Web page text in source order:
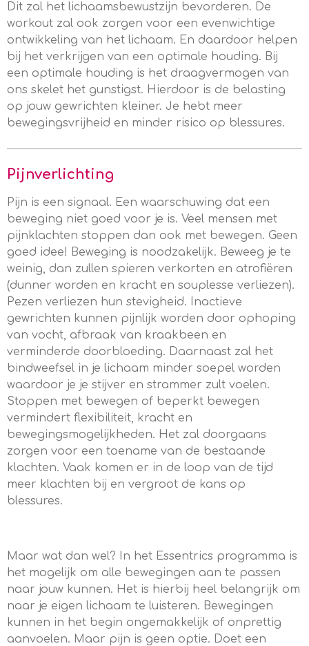
Dit zal het lichaamsbewustzijn bevorderen. De
workout zal ook zorgen voor een evenwichtige
ontwikkeling van het lichaam. En daardoor helpen
bij het verkrijgen van een optimale houding. Bij
een optimale houding is het draagvermogen van
ons skelet het gunstigst. Hierdoor is de belasting
op jouw gewrichten kleiner. Je hebt meer
bewegingsvrijheid en minder risico op blessures.
Pijnverlichting
Pijn is een signaal. Een waarschuwing dat een
beweging niet goed voor je is. Veel mensen met
pijnklachten stoppen dan ook met bewegen. Geen
goed idee! Beweging is noodzakelijk. Beweeg je te
weinig, dan zullen spieren verkorten en atrofiëren
(dunner worden en kracht en souplesse verliezen).
Pezen verliezen hun stevigheid.
Inactieve
gewrichten kunnen pijnlijk worden door ophoping
van vocht, afbraak van kraakbeen en
verminderde doorbloeding. Daarnaast zal het
bindweefsel in je lichaam minder soepel worden
waardoor je je stijver en strammer zult voelen.
Stoppen met bewegen of beperkt bewegen
vermindert flexibiliteit, kracht en
bewegingsmogelijkheden. Het zal doorgaans
zorgen voor een toename van de bestaande
klachten. Vaak komen er in de loop van de tijd
meer klachten bij en vergroot de kans op
blessures.
Maar wat dan wel? In het Essentrics programma is
het mogelijk om alle bewegingen aan te passen
naar jouw kunnen. Het is hierbij heel belangrijk om
naar je eigen lichaam te luisteren. Bewegingen
kunnen in het begin ongemakkelijk of onprettig
aanvoelen. Maar pijn is geen optie. Doet een